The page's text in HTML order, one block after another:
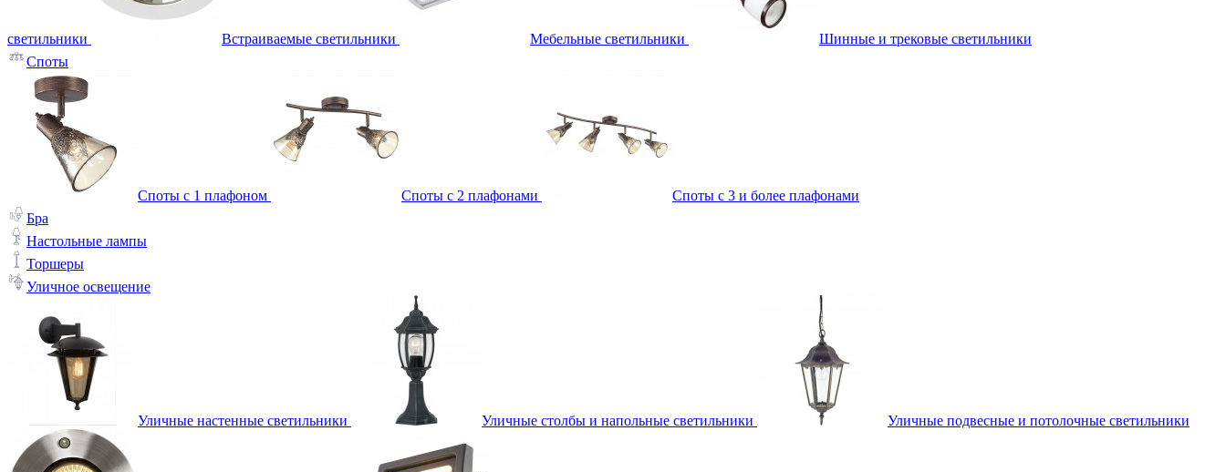
светильники Встраиваемые светильники Мебельные светильники
Шинные и трековые светильники
Споты
Споты с 1 плафоном Споты с 2 плафонами
Споты с 3 и более плафонами
Бра
Настольные лампы
Торшеры
Уличное освещение
Уличные настенные светильники Уличные столбы и напольные светильники Уличные подвесные и потолочные светильники